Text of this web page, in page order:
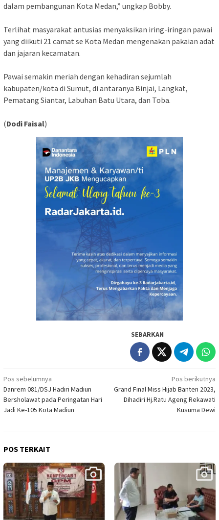
dalam pembangunan Kota Medan,” ungkap Bobby.
Terlihat masyarakat antusias menyaksikan iring-iringan pawai
yang diikuti 21 camat se Kota Medan mengenakan pakaian adat
dan jajaran kecamatan.
Pawai semakin meriah dengan kehadiran sejumlah
kabupaten/kota di Sumut, di antaranya Binjai, Langkat,
Pematang Siantar, Labuhan Batu Utara, dan Toba.
(Dodi Faisal)
SEBARKAN
Navigasi
pos
Pos sebelumnya
Danrem 081/DSJ Hadiri Madiun
Bersholawat pada Peringatan Hari
Jadi Ke-105 Kota Madiun
Pos berikutnya
Grand Final Miss Hijab Banten 2023,
Dihadiri Hj.Ratu Ageng Rekawati
Kusuma Dewi
POS TERKAIT